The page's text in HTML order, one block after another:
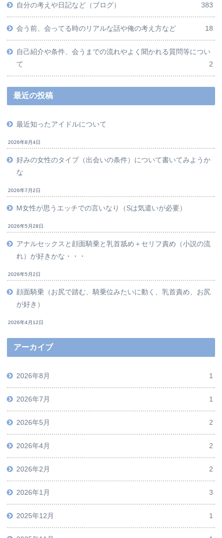
自分の考えや日記など（ブログ） 383
会う前、会ってる時のリアルな話や俺の考え方など 18
自己紹介や条件、会うまでの流れやよく聞かれる質問等につい
て
2
最近の投稿
最近知ったアイドルについて
2026年8月4日
好みの女性のタイプ（出会いの条件）について書いてみようか
な
2026年7月2日
M女性が思うエッチでの言いなり（Sは気遣いが必要）
2026年5月28日
アナルセックスと顔面騎乗と乳首舐め＋セリフ責め（小説の流
れ）が好きかな・・・
2026年5月2日
顔面騎乗（お尻で踏む、騎乗位みたいに動く、乳首責め、お尻
が好き）
2026年4月12日
アーカイブ
2026年8月 1
2026年7月 1
2026年5月 2
2026年4月 2
2026年2月 2
2026年1月 3
2025年12月 1